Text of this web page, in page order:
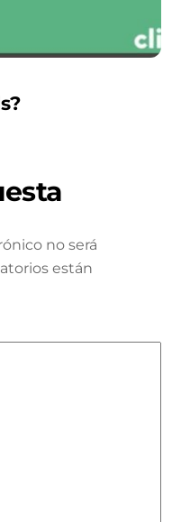
no será
están